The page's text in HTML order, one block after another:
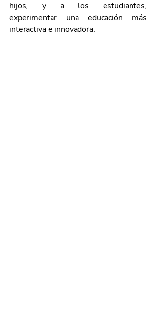
hijos, y a los estudiantes,
experimentar una educación más
interactiva e innovadora.